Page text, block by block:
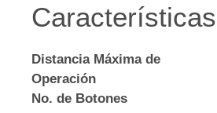
Características
Distancia Máxima de
Operación
No. de Botones